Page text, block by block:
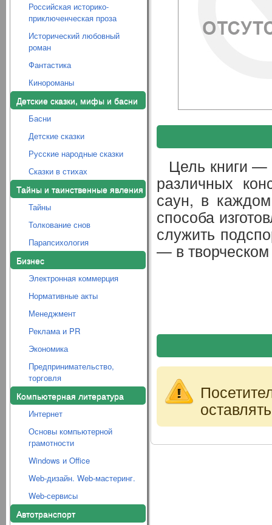
Российская историко-
приключенческая проза
Исторический любовный
роман
Фантастика
Кинороманы
Детские сказки, мифы и басни
Басни
Детские сказки
Русские народные сказки
Сказки в стихах
Тайны и таинственные явления
Тайны
Толкование снов
Парапсихология
Бизнес
Электронная коммерция
Нормативные акты
Менеджмент
Реклама и PR
Экономика
Предпринимательство,
торговля
Компьютерная литература
Интернет
Основы компьютерной
грамотности
Windows и Office
Web-дизайн. Web-мастеринг.
Web-сервисы
Автотранспорт
Цель книги —
различных
саун, в
способа
служить
— в